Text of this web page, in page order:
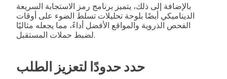
بالإضافة إلى ذلك، يتميز برنامج رمز الاستجابة السريعة
الديناميكي أيضًا بلوحة تحليلات تسلط الضوء على أوقات
الفحص الذروية والمواقع الأفضل أداءً، مما يجعله مثاليًا
لضبط حملات المستقبل.
حدد حدودًا لتعزيز الطلب